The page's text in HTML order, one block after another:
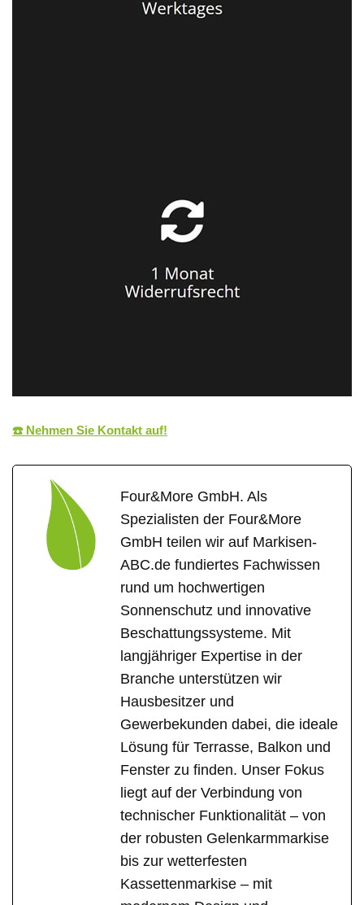
☎️ Nehmen Sie Kontakt auf!
Four&More GmbH. Als
Spezialisten der Four&More
GmbH teilen wir auf Markisen-
ABC.de fundiertes Fachwissen
rund um hochwertigen
Sonnenschutz und innovative
Beschattungssysteme. Mit
langjähriger Expertise in der
Branche unterstützen wir
Hausbesitzer und
Gewerbekunden dabei, die ideale
Lösung für Terrasse, Balkon und
Fenster zu finden. Unser Fokus
liegt auf der Verbindung von
technischer Funktionalität – von
der robusten Gelenkarmmarkise
bis zur wetterfesten
Kassettenmarkise – mit